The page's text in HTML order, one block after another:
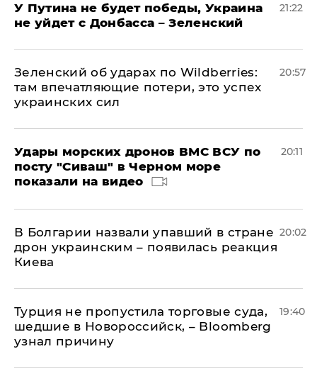
У Путина не будет победы, Украина
не уйдет с Донбасса – Зеленский
21:22
Зеленский об ударах по Wildberries:
там впечатляющие потери, это успех
украинских сил
20:57
Удары морских дронов ВМС ВСУ по
посту "Сиваш" в Черном море
показали на видео
20:11
В Болгарии назвали упавший в стране
дрон украинским – появилась реакция
Киева
20:02
Турция не пропустила торговые суда,
шедшие в Новороссийск, – Bloomberg
узнал причину
19:40